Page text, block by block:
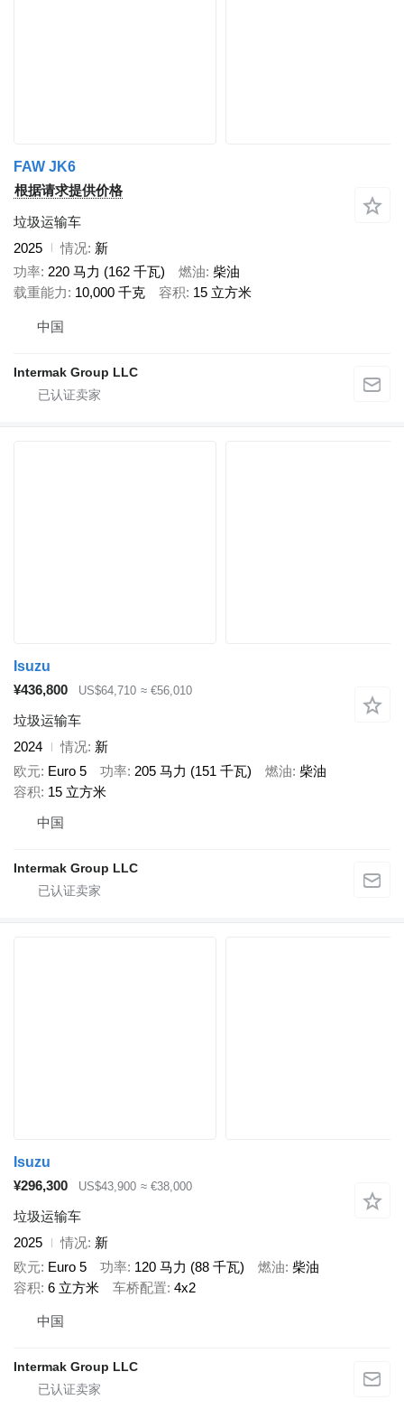
FAW JK6
根据请求提供价格
垃圾运输车
2025
情况 新
功率 220 马力 (162 千瓦) 燃油 柴油
载重能力
10,000 千克 容积 15 立方米
中国
Intermak Group LLC
Isuzu
¥436,800
US$64,710 ≈ €56,010
垃圾运输车
2024
情况 新
欧元 Euro 5 功率 205 马力 (151 千瓦) 燃油 柴油
容积 15 立方米
中国
Intermak Group LLC
Isuzu
¥296,300
US$43,900 ≈ €38,000
垃圾运输车
2025
情况 新
欧元 Euro 5 功率 120 马力 (88 千瓦) 燃油 柴油
容积 6 立方米 车桥配置 4x2
中国
Intermak Group LLC